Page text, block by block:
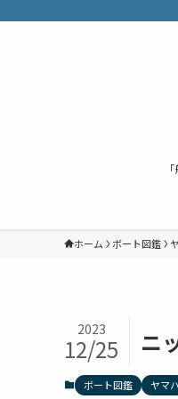
ホーム ボート図鑑
ニ
2023
12/25
ボート図鑑 ヤマハ